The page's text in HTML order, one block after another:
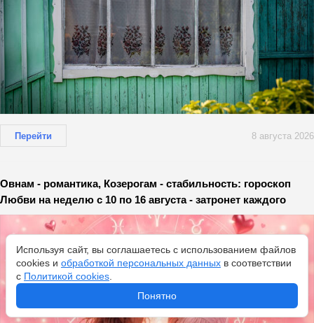
Перейти 8 августа 2026
Овнам - романтика, Козерогам - стабильность: гороскоп
Любви на неделю с 10 по 16 августа - затронет каждого
Используя сайт, вы соглашаетесь с использованием файлов
cookies и обработкой персональных данных в соответствии
с Политикой cookies
Понятно